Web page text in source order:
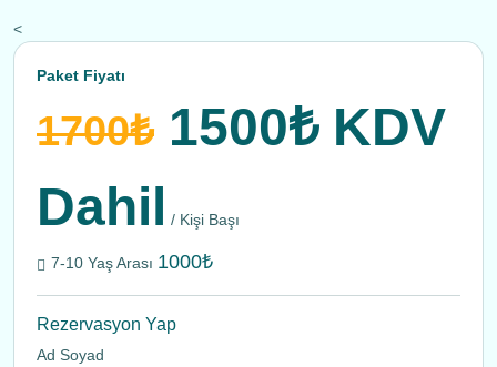
<
Paket Fiyatı
1700₺1500₺ KDV
Dahil / Kişi Başı
7-10 Yaş Arası 1000₺
Rezervasyon Yap
Ad Soyad